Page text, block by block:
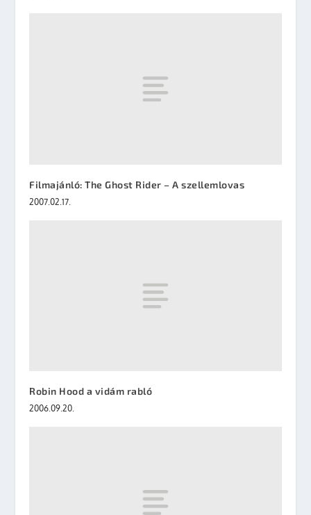
Filmajánló: The Ghost Rider – A szellemlovas
2007.02.17.
Robin Hood a vidám rabló
2006.09.20.